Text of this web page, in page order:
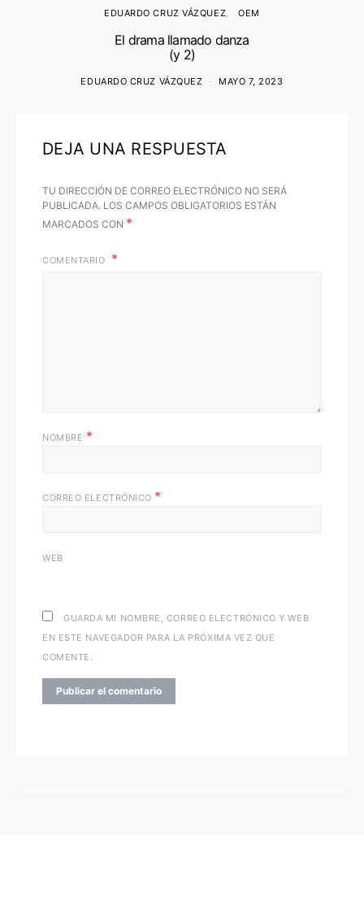
EDUARDO CRUZ VÁZQUEZ OEM
El drama llamado danza
(y 2)
EDUARDO CRUZ VÁZQUEZ MAYO 7, 2023
DEJA UNA RESPUESTA
TU DIRECCIÓN DE CORREO ELECTRÓNICO NO SERÁ
PUBLICADA. LOS CAMPOS OBLIGATORIOS ESTÁN
MARCADOS CON *
COMENTARIO
NOMBRE *
CORREO ELECTRÓNICO *
WEB
GUARDA MI NOMBRE, CORREO ELECTRÓNICO Y WEB
EN ESTE NAVEGADOR PARA LA PRÓXIMA VEZ QUE
COMENTE.